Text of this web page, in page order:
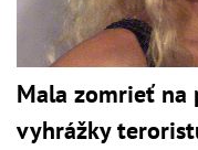
Mala zomrieť na
vyhrážky